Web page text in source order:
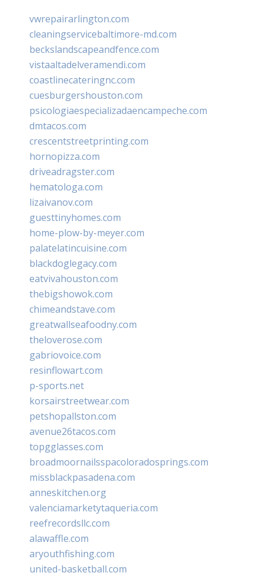
vwrepairarlington.com
cleaningservicebaltimore-md.com
beckslandscapeandfence.com
vistaaltadelveramendi.com
coastlinecateringnc.com
cuesburgershouston.com
psicologiaespecializadaencampeche.com
dmtacos.com
crescentstreetprinting.com
hornopizza.com
driveadragster.com
hematologa.com
lizaivanov.com
guesttinyhomes.com
home-plow-by-meyer.com
palatelatincuisine.com
blackdoglegacy.com
eatvivahouston.com
thebigshowok.com
chimeandstave.com
greatwallseafoodny.com
theloverose.com
gabriovoice.com
resinflowart.com
p-sports.net
korsairstreetwear.com
petshopallston.com
avenue26tacos.com
topgglasses.com
broadmoornailsspacoloradosprings.com
missblackpasadena.com
anneskitchen.org
valenciamarketytaqueria.com
reefrecordsllc.com
alawaffle.com
aryouthfishing.com
united-basketball.com